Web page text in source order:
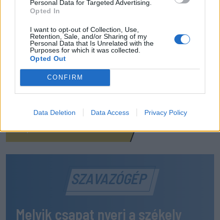
Personal Data for Targeted Advertising.
Opted In
I want to opt-out of Collection, Use,
Retention, Sale, and/or Sharing of my
Personal Data that Is Unrelated with the
Purposes for which it was collected.
Opted Out
CONFIRM
Data Deletion Data Access Privacy Policy
22:03
jönni fognak a jó eredmények
MÉG TÖBB FRISS HÍR
SZAVAZÓGÉP
Melyik csapat nyeri a székely